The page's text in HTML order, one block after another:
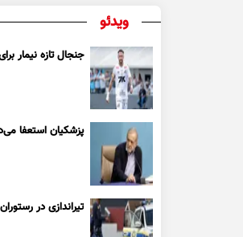
ویدئو
جنجال تازه نیمار
پزشکیان استعفا
تیراندازی در رستوران